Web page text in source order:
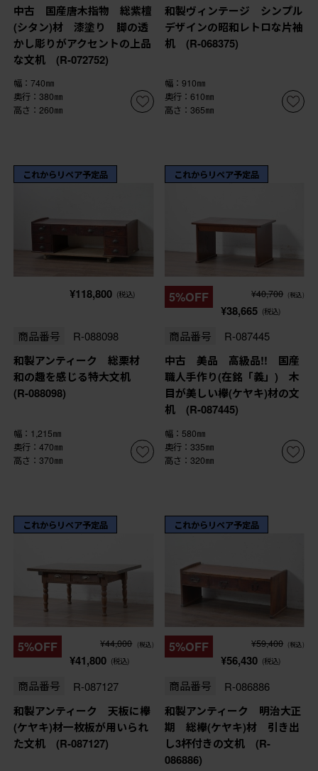
中古 国産唐木指物 総紫檀
(シタン)材 漆塗り 脚の透
かし彫りがアクセントの上品
な文机 (R-072752)
幅：740㎜
奥行：380㎜
高さ：260㎜
和製ヴィンテージ シンプル
デザインの昭和レトロな片袖
机 (R-068375)
幅：910㎜
奥行：610㎜
高さ：365㎜
これからリペア予定品
¥118,800 (税込)
商品番号 R-088098
和製アンティーク 総栗材
和の趣を感じる特大文机
(R-088098)
幅：1,215㎜
奥行：470㎜
高さ：370㎜
これからリペア予定品
5%OFF ¥40,700 (税込)
¥38,665 (税込)
商品番号 R-087445
中古 美品 高級品!! 国産
職人手作り(在銘「義」) 木
目が美しい欅(ケヤキ)材の文
机 (R-087445)
幅：580㎜
奥行：335㎜
高さ：320㎜
これからリペア予定品
5%OFF ¥44,000 (税込)
¥41,800 (税込)
商品番号 R-087127
和製アンティーク 天板に欅
(ケヤキ)材一枚板が用いられ
た文机 (R-087127)
これからリペア予定品
5%OFF ¥59,400 (税込)
¥56,430 (税込)
商品番号 R-086886
和製アンティーク 明治大正
期 総欅(ケヤキ)材 引き出
し3杯付きの文机 (R-
086886)